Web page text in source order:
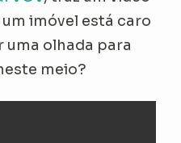
imóvel está caro
uma olhada para
meio?